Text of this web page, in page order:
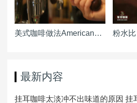
美式咖啡做法Americano ｜热美式咖啡粉水比例参考 冰美式咖啡浓缩粉水冰块比例是多少
最新内容
挂耳咖啡太淡冲不出味道的原因 挂